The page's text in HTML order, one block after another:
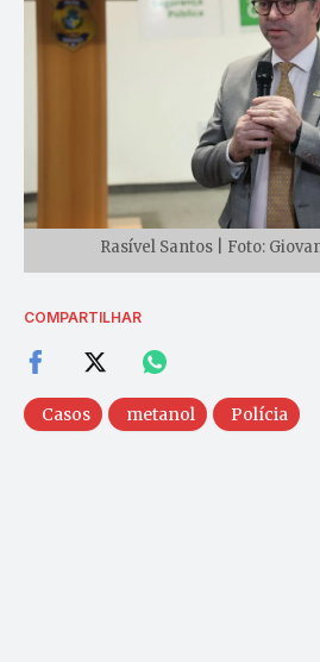
Rasível Santos | Foto:
COMPARTILHAR
Casos metanol Polícia